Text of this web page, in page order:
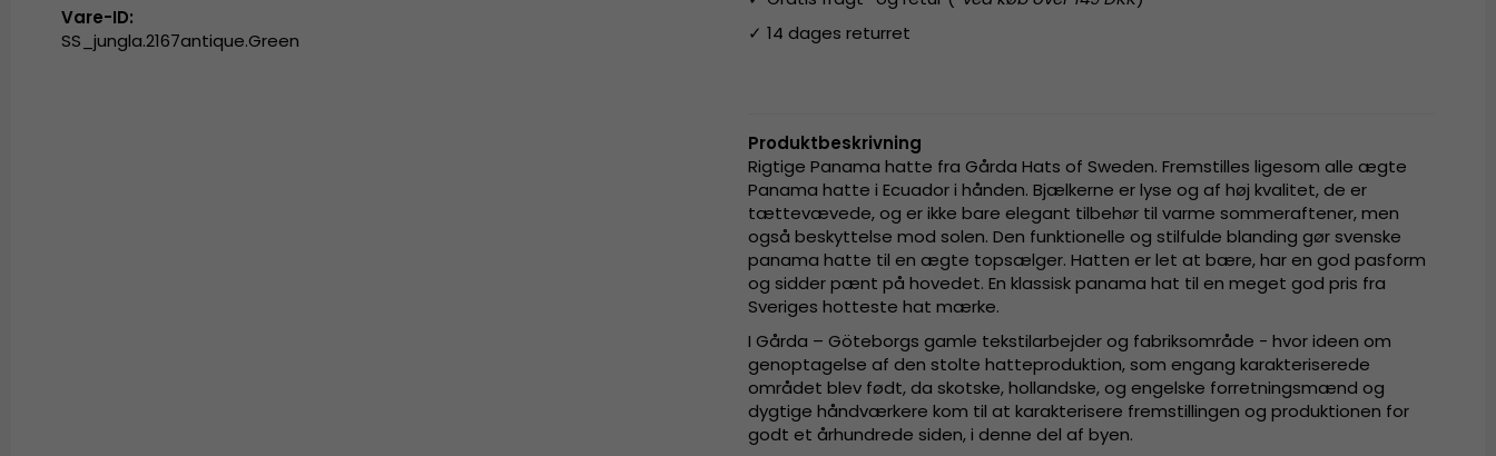
✓ 14 dages returret
Produktbeskrivning
Rigtige Panama hatte fra Gårda Hats of Sweden. Fremstilles ligesom alle ægte
Panama hatte i Ecuador i hånden. Bjælkerne er lyse og af høj kvalitet, de er
tættevævede, og er ikke bare elegant tilbehør til varme sommeraftener, men
også beskyttelse mod solen. Den funktionelle og stilfulde blanding gør svenske
panama hatte til en ægte topsælger. Hatten er let at bære, har en god pasform
og sidder pænt på hovedet. En klassisk panama hat til en meget god pris fra
Sveriges hotteste hat mærke.
I Gårda – Göteborgs gamle tekstilarbejder og fabriksområde - hvor ideen om
genoptagelse af den stolte hatteproduktion, som engang karakteriserede
området blev født, da skotske, hollandske, og engelske forretningsmænd og
dygtige håndværkere kom til at karakterisere fremstillingen og produktionen for
godt et århundrede siden, i denne del af byen.
Vare-ID:
SS_jungla.2167antique.Green